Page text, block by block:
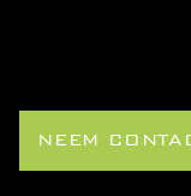
NEEM